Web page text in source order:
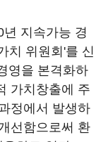
지속가능 경
치 위원회'를 신
영을 본격화하
가치창출에 주
정에서 발생하
선함으로써 환